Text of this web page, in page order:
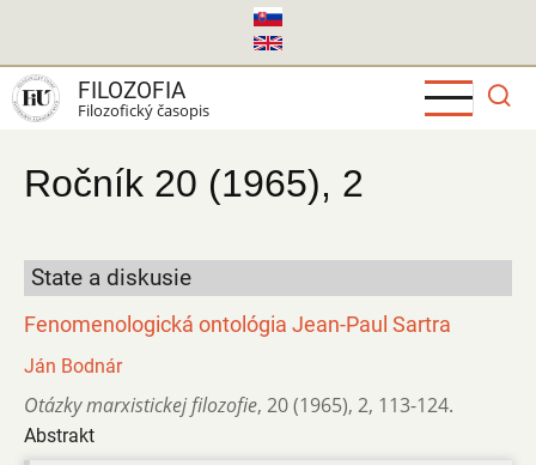
hlavný
obsah
FILOZOFIA
Filozofický časopis
Ročník 20 (1965), 2
State a diskusie
Fenomenologická ontológia Jean-Paul Sartra
Ján Bodnár
Otázky marxistickej filozofie, 20 (1965), 2, 113-124.
Abstrakt